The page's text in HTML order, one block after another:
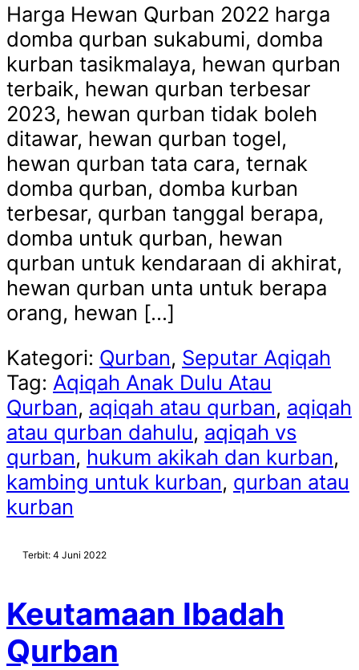
Harga Hewan Qurban 2022 harga
domba qurban sukabumi, domba
kurban tasikmalaya, hewan qurban
terbaik, hewan qurban terbesar
2023, hewan qurban tidak boleh
ditawar, hewan qurban togel,
hewan qurban tata cara, ternak
domba qurban, domba kurban
terbesar, qurban tanggal berapa,
domba untuk qurban, hewan
qurban untuk kendaraan di akhirat,
hewan qurban unta untuk berapa
orang, hewan […]
Kategori: Qurban, Seputar Aqiqah
Tag: Aqiqah Anak Dulu Atau
Qurban, aqiqah atau qurban, aqiqah
atau qurban dahulu, aqiqah vs
qurban, hukum akikah dan kurban,
kambing untuk kurban, qurban atau
kurban
Terbit: 4 Juni 2022
Keutamaan Ibadah
Qurban